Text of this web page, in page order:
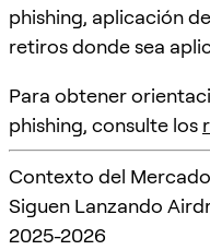
phishing, aplicación
retiros donde sea
Para obtener
phishing, consulte los
Contexto del
Siguen Lanzando
2025-2026